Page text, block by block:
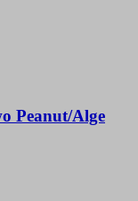
Peanut/Alge